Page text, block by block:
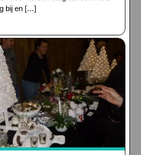
bij en […]